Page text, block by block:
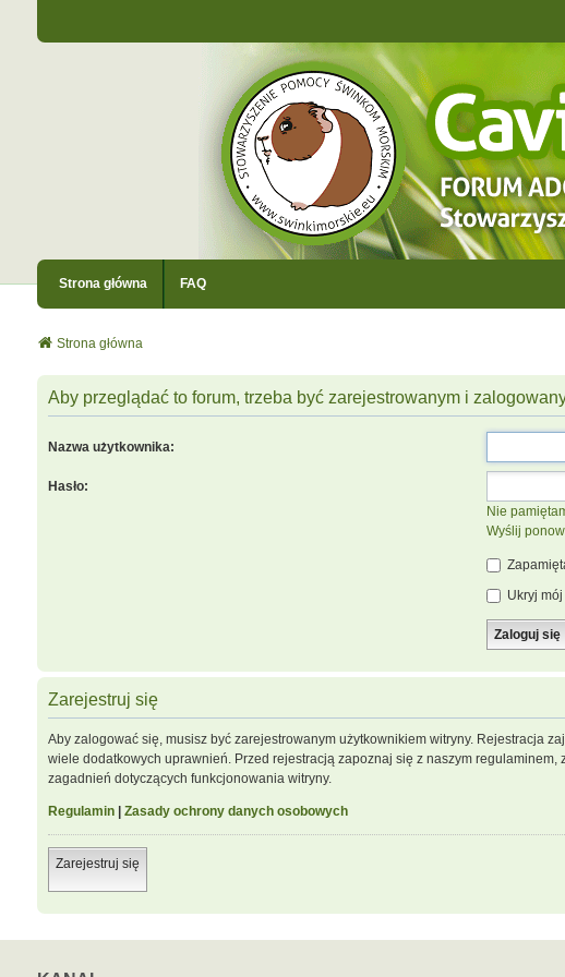
Strona główna FAQ
Strona główna
Aby przeglądać to forum, trzeba być zarejestrowanym i
Nazwa użytkownika:
Hasło:
Nie
Wyślij
Ukryj
Zarejestruj się
Aby zalogować się, musisz być zarejestrowanym użytkownikiem witryny. Rejestracja
wiele dodatkowych uprawnień. Przed rejestracją zapoznaj się z naszym
zagadnień dotyczących funkcjonowania witryny.
Regulamin| Zasady ochrony danych osobowych
Zarejestruj się